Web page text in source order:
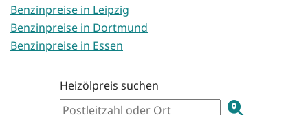
Benzinpreise in Leipzig
Benzinpreise in Dortmund
Benzinpreise in Essen
Heizölpreis suchen